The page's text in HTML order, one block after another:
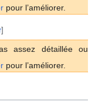
pour l’améliorer.
]
assez détaillée ou
pour l’améliorer.